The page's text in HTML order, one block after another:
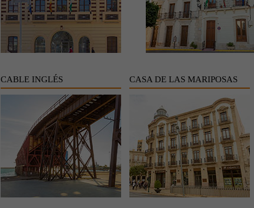
CABLE INGLÉS CASA DE LAS MARIPOSAS